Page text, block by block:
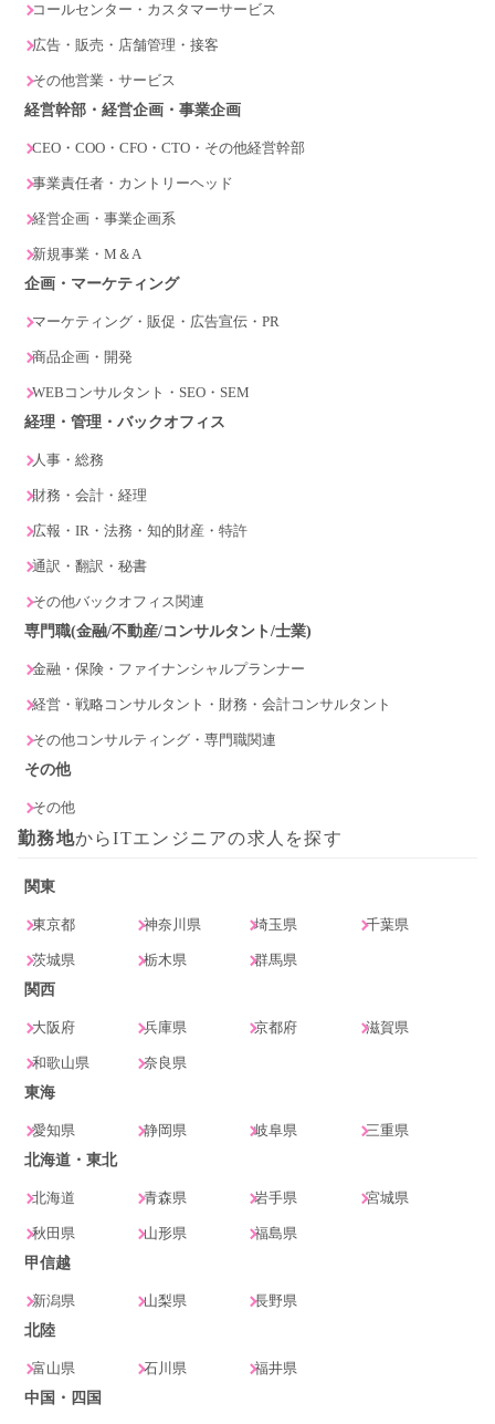
コールセンター・カスタマーサービス
広告・販売・店舗管理・接客
その他営業・サービス
経営幹部・経営企画・事業企画
CEO・COO・CFO・CTO・その他経営幹部
事業責任者・カントリーヘッド
経営企画・事業企画系
新規事業・M＆A
企画・マーケティング
マーケティング・販促・広告宣伝・PR
商品企画・開発
WEBコンサルタント・SEO・SEM
経理・管理・バックオフィス
人事・総務
財務・会計・経理
広報・IR・法務・知的財産・特許
通訳・翻訳・秘書
その他バックオフィス関連
専門職(金融/不動産/コンサルタント/士業)
金融・保険・ファイナンシャルプランナー
経営・戦略コンサルタント・財務・会計コンサルタント
その他コンサルティング・専門職関連
その他
その他
勤務地からITエンジニアの求人を探す
関東
東京都 神奈川県 埼玉県 千葉県
茨城県 栃木県
群馬県
関西
大阪府 兵庫県 京都府 滋賀県
和歌山県
奈良県
東海
愛知県 静岡県 岐阜県
三重県
北海道・東北
北海道 青森県 岩手県 宮城県
秋田県 山形県
福島県
甲信越
新潟県 山梨県
長野県
北陸
富山県 石川県
福井県
中国・四国